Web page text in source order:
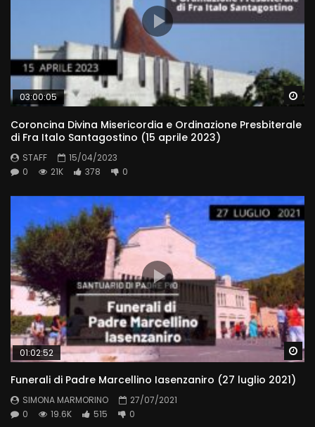
03:00:05
Coroncina Divina Misericordia e Ordinazione Presbiterale
di Fra Italo Santagostino (15 aprile 2023)
STAFF
15/04/2023
0
21K 378 0
01:02:52
Funerali di Padre Marcellino Iasenzaniro (27 luglio 2021)
SIMONA MARMORINO
27/07/2021
0
19.6K 515 0